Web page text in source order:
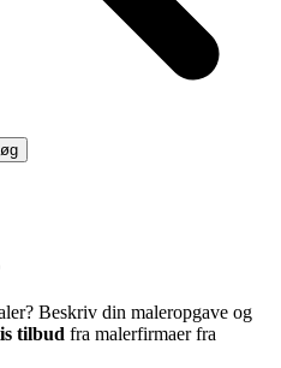
Beskriv din maleropgave og
tilbud fra malerfirmaer fra